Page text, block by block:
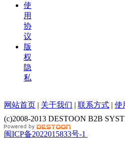
使
用
协
议
版
权
隐
私
网站首页 | 关于我们 | 联系方式 | 使
(c)2008-2013 DESTOON B2B
闽ICP备2022015833号-1